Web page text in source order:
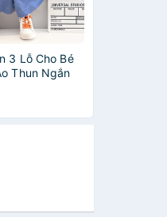
3 Lỗ Cho Bé
Thun Ngắn
Hàn SZ63